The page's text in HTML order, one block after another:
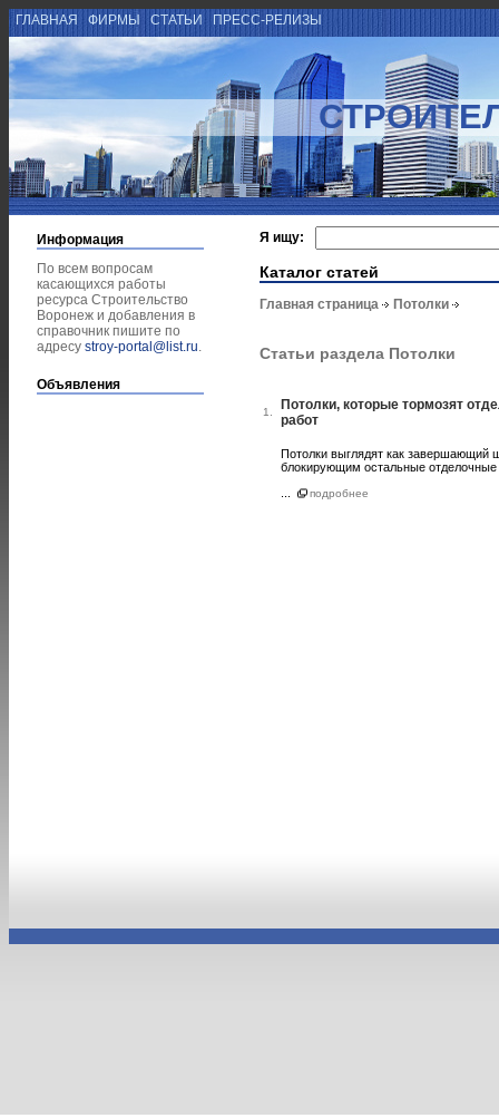
ГЛАВНАЯ ФИРМЫ СТАТЬИ ПРЕСС-РЕЛИЗЫ
Информация
По всем вопросам
касающихся работы
ресурса Строительство
Воронеж и добавления в
справочник пишите по
адресу stroy-portal@list.ru.
Объявления
Я ищу:
Каталог статей
Главная страница Потолки
Статьи раздела Потолки
1.
Потолки, которые тормозят
работ
Потолки выглядят как завершающий
блокирующим остальные отделочные
подробнее